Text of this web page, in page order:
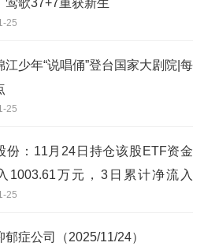
25
江少年“说唱俑”登台国家大剧院|每
25
份：11月24日持仓该股ETF资金
1003.61万元，3日累计净流入
万元
25
郁症公司（2025/11/24）